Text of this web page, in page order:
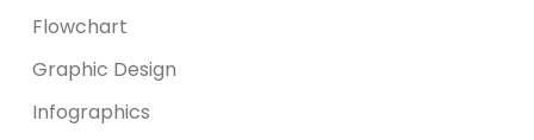
Flowchart
Graphic Design
Infographics